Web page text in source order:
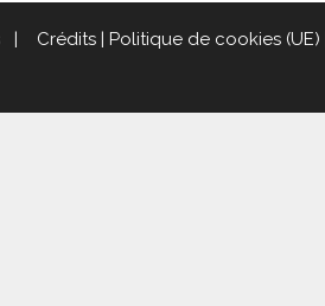
| Crédits | Politique de cookies (UE)